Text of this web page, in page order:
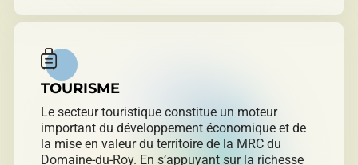
TOURISME
Le secteur touristique constitue un moteur
important du développement économique et de
la mise en valeur du territoire de la MRC du
Domaine-du-Roy. En s’appuyant sur la richesse